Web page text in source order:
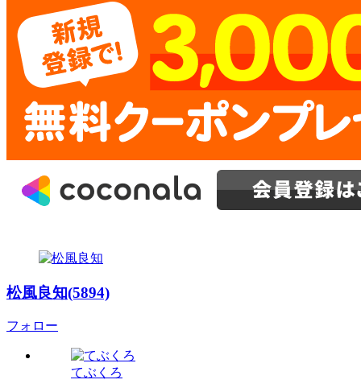
松風良知(5894)
フォロー
てぶくろ